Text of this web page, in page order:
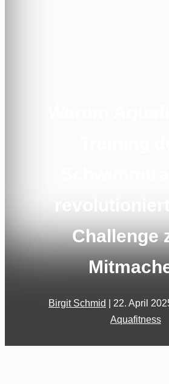
Challenge
Birgit Schmid 22. April
Aquafitness